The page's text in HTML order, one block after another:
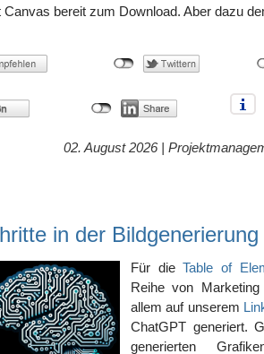
Canvas bereit zum Download. Aber dazu
02. August 2026 |
in der
Für dieTable of
Reihe von
allem auf unserem
ChatGPT generiert.
generierten